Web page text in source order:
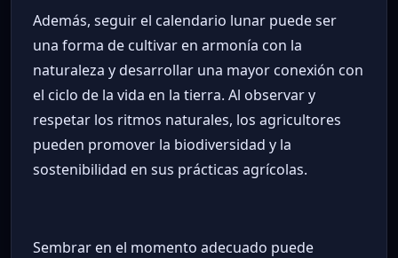
Además, seguir el calendario lunar puede ser
una forma de cultivar en armonía con la
naturaleza y desarrollar una mayor conexión con
el ciclo de la vida en la tierra. Al observar y
respetar los ritmos naturales, los agricultores
pueden promover la biodiversidad y la
sostenibilidad en sus prácticas agrícolas.
Sembrar en el momento adecuado puede